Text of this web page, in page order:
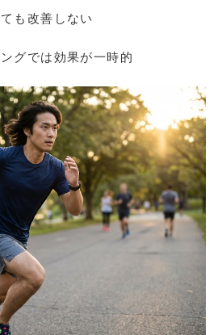
も改善しない
グでは効果が一時的